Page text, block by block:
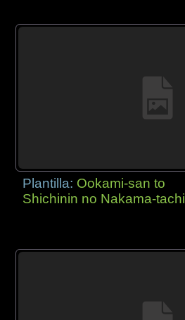
Plantilla: Ookami-san to
Shichinin no Nakama-tachi